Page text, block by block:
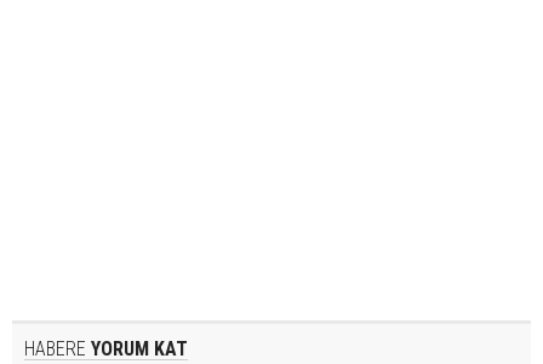
HABERE YORUM KAT